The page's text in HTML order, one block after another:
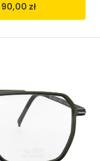
90,00 zł